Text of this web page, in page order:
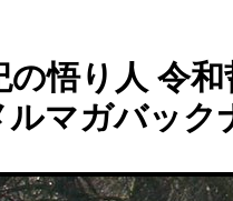
の悟り人 令
ルマガバック